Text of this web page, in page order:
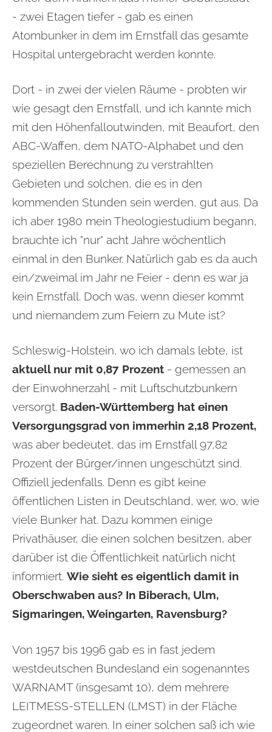
- zwei Etagen tiefer - gab es einen
Atombunker in dem im Ernstfall das gesamte
Hospital untergebracht werden konnte.
Dort - in zwei der vielen Räume - probten wir
wie gesagt den Ernstfall, und ich kannte mich
mit den Höhenfalloutwinden, mit Beaufort, den
ABC-Waffen, dem NATO-Alphabet und den
speziellen Berechnung zu verstrahlten
Gebieten und solchen, die es in den
kommenden Stunden sein werden, gut aus. Da
ich aber 1980 mein Theologiestudium begann,
brauchte ich "nur" acht Jahre wöchentlich
einmal in den Bunker. Natürlich gab es da auch
ein/zweimal im Jahr ne Feier - denn es war ja
kein Ernstfall. Doch was, wenn dieser kommt
und niemandem zum Feiern zu Mute ist?
Schleswig-Holstein, wo ich damals lebte, ist
aktuell nur mit 0,87 Prozent - gemessen an
der Einwohnerzahl - mit Luftschutzbunkern
versorgt. Baden-Württemberg hat einen
Versorgungsgrad von immerhin 2,18 Prozent,
was aber bedeutet, das im Ernstfall 97,82
Prozent der Bürger/innen ungeschützt sind.
Offiziell jedenfalls. Denn es gibt keine
öffentlichen Listen in Deutschland, wer, wo, wie
viele Bunker hat. Dazu kommen einige
Privathäuser, die einen solchen besitzen, aber
darüber ist die Öffentlichkeit natürlich nicht
informiert. Wie sieht es eigentlich damit in
Oberschwaben aus? In Biberach, Ulm,
Sigmaringen, Weingarten, Ravensburg?
Von 1957 bis 1996 gab es in fast jedem
westdeutschen Bundesland ein sogenanntes
WARNAMT (insgesamt 10), dem mehrere
LEITMESS-STELLEN (LMST) in der Fläche
zugeordnet waren. In einer solchen saß ich wie